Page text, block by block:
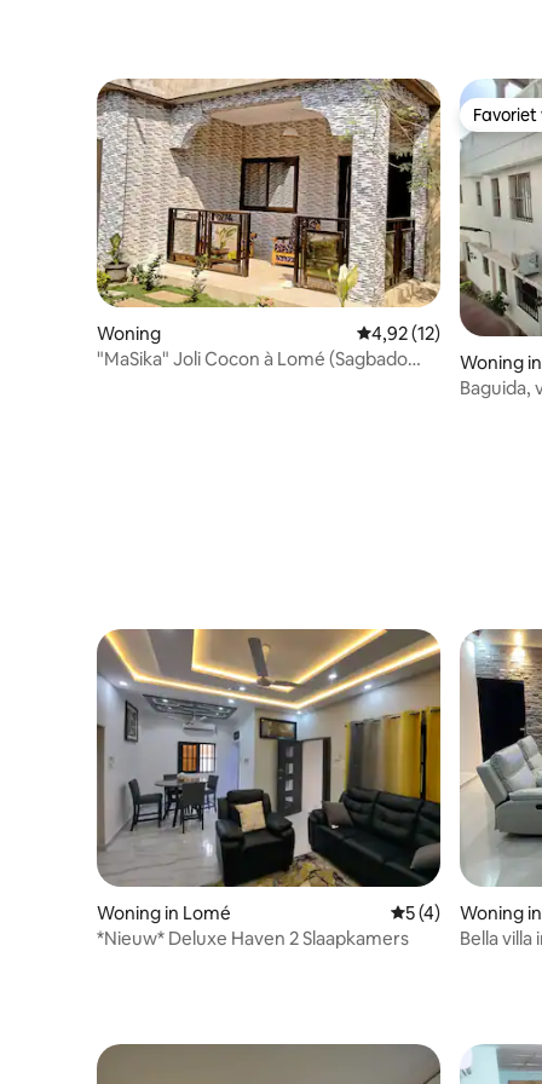
Woning Gemiddelde
4,92 (12)
"MaSika" Joli Cocon à Lomé (Sagbado
Woning
Baguida,
Woning in Lomé Gemiddelde
5 (4)
*Nieuw* Deluxe Haven 2 Slaapkamers
Woning
Bella